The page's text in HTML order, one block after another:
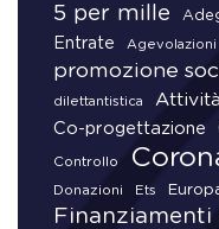
5 per mille
Entrate
Agevolazioni
promozione
dilettantistica
Co-progettazione
Controllo
Donazioni Ets
Finanziamenti